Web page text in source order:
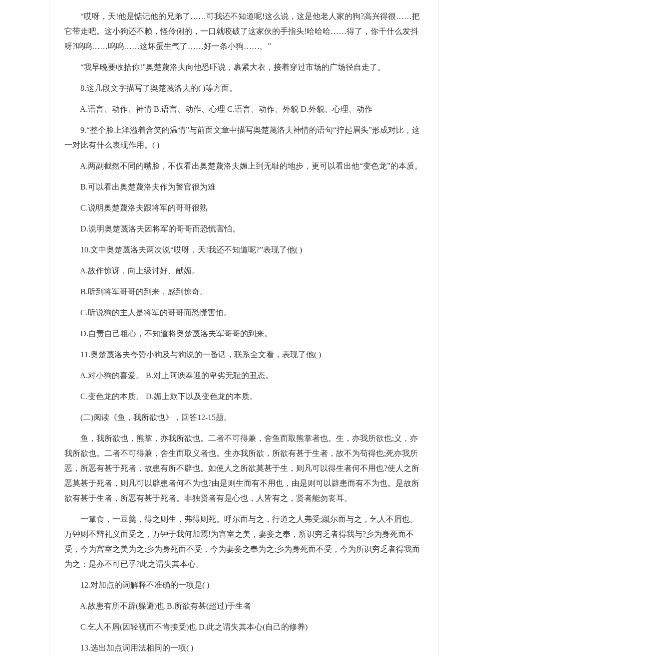
“哎呀，天!他是惦记他的兄弟了……可我还不知道呢!这么说，这是他老人家的狗?高兴得很……把
它带走吧。这小狗还不赖，怪伶俐的，一口就咬破了这家伙的手指头!哈哈哈……得了，你干什么发抖
呀?呜呜……呜呜……这坏蛋生气了……好一条小狗……。”
“我早晚要收拾你!”奥楚蔑洛夫向他恐吓说，裹紧大衣，接着穿过市场的广场径自走了。
8.这几段文字描写了奥楚蔑洛夫的( )等方面。
A.语言、动作、神情 B.语言、动作、心理 C.语言、动作、外貌 D.外貌、心理、动作
9.“整个脸上洋溢着含笑的温情”与前面文章中描写奥楚蔑洛夫神情的语句“拧起眉头”形成对比，这
一对比有什么表现作用。( )
A.两副截然不同的嘴脸，不仅看出奥楚蔑洛夫媚上到无耻的地步，更可以看出他“变色龙”的本质。
B.可以看出奥楚蔑洛夫作为警官很为难
C.说明奥楚蔑洛夫跟将军的哥哥很熟
D.说明奥楚蔑洛夫因将军的哥哥而恐慌害怕。
10.文中奥楚蔑洛夫两次说“哎呀，天!我还不知道呢?”表现了他( )
A.故作惊讶，向上级讨好、献媚。
B.听到将军哥哥的到来，感到惊奇。
C.听说狗的主人是将军的哥哥而恐慌害怕。
D.自责自己粗心，不知道将奥楚蔑洛夫军哥哥的到来。
11.奥楚蔑洛夫夸赞小狗及与狗说的一番话，联系全文看，表现了他( )
A.对小狗的喜爱。 B.对上阿谀奉迎的卑劣无耻的丑态。
C.变色龙的本质。 D.媚上欺下以及变色龙的本质。
(二)阅读《鱼，我所欲也》，回答12-15题。
鱼，我所欲也，熊掌，亦我所欲也。二者不可得兼，舍鱼而取熊掌者也。生，亦我所欲也;义，亦
我所欲也。二者不可得兼，舍生而取义者也。生亦我所欲，所欲有甚于生者，故不为苟得也;死亦我所
恶，所恶有甚于死者，故患有所不辟也。如使人之所欲莫甚于生，则凡可以得生者何不用也?使人之所
恶莫甚于死者，则凡可以辟患者何不为也?由是则生而有不用也，由是则可以辟患而有不为也。是故所
欲有甚于生者，所恶有甚于死者。非独贤者有是心也，人皆有之，贤者能勿丧耳。
一箪食，一豆羹，得之则生，弗得则死。呼尔而与之，行道之人弗受;蹴尔而与之，乞人不屑也。
万钟则不辩礼义而受之，万钟于我何加焉!为宫室之美，妻妾之奉，所识穷乏者得我与?乡为身死而不
受，今为宫室之美为之;乡为身死而不受，今为妻妾之奉为之;乡为身死而不受，今为所识穷乏者得我而
为之：是亦不可已乎?此之谓失其本心。
12.对加点的词解释不准确的一项是( )
A.故患有所不辟(躲避)也 B.所欲有甚(超过)于生者
C.乞人不屑(因轻视而不肯接受)也 D.此之谓失其本心(自己的修养)
13.选出加点词用法相同的一项( )